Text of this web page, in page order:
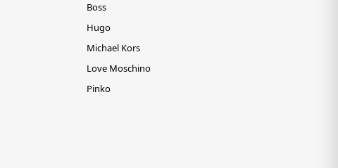
Boss
Hugo
Michael Kors
Love Moschino
Pinko